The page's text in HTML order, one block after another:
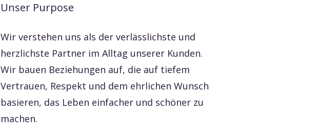
Unser Purpose
Wir verstehen uns als der verlässlichste und
herzlichste Partner im Alltag unserer Kunden.
Wir bauen Beziehungen auf, die auf tiefem
Vertrauen, Respekt und dem ehrlichen Wunsch
basieren, das Leben einfacher und schöner zu
machen.